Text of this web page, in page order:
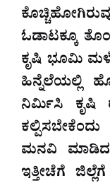
ಓಡಾಟಕ್ಕೂ
ಕೃಷಿ ಭೂಮಿ ಮಳೆ
ಹಿನ್ನೆಲೆಯಲ್ಲಿ
ನಿರ್ಮಿಸಿ ಕೃಷಿ
ಮನವಿ
ಇತ್ತೀಚೆಗೆ